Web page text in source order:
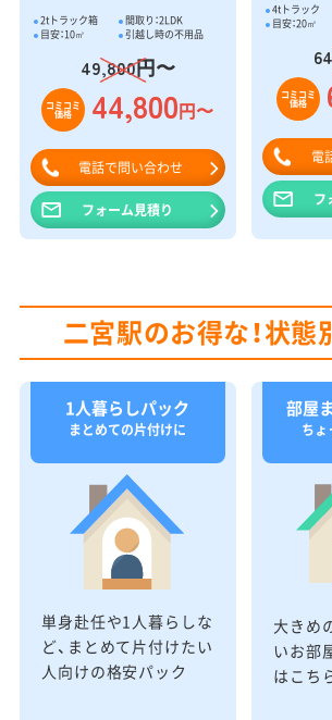
2tトラック箱
間取り：2LDK
目安：10㎥
引越し時の不用品
49,800円〜
コミコミ
価格 44,800円〜
電話で問い合わせ
フォーム見積り
4tトラック
目安：20㎥
コミコミ
価格
電
フ
二宮駅のお得な！状態
1人暮らしパック
まとめての片付けに
単身赴任や1人暮らしな
ど、まとめて片付けたい
人向けの格安パック
部屋
ちょ
大きめ
いお部
はこち